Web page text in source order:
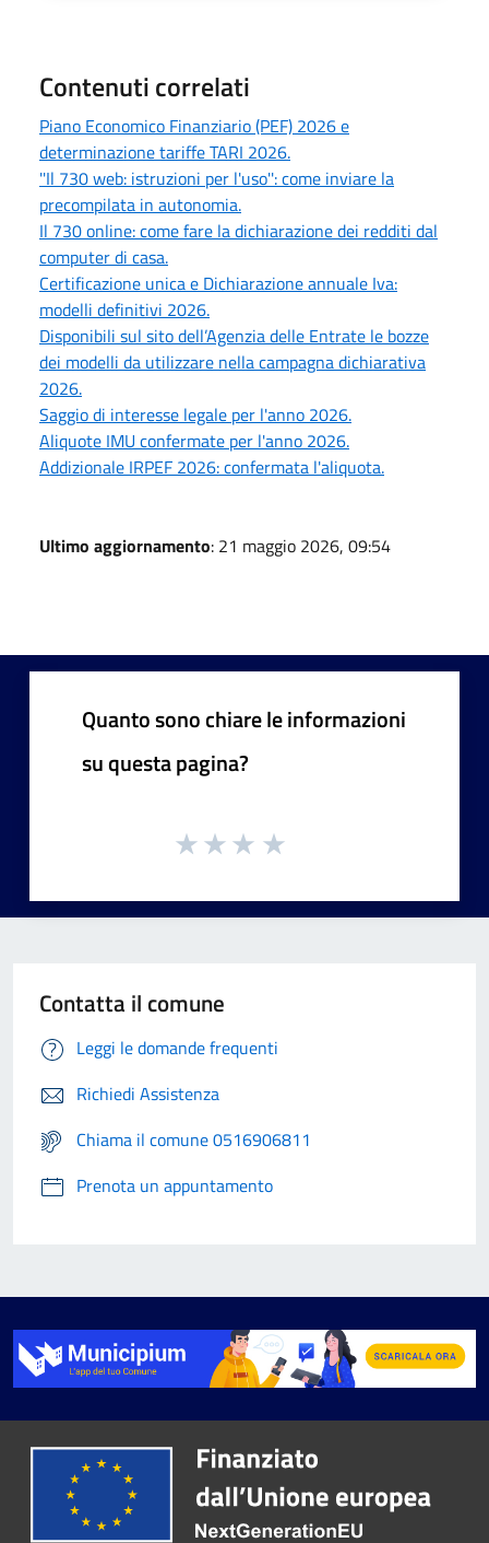
Contenuti correlati
Piano Economico Finanziario (PEF) 2026 e
determinazione tariffe TARI 2026.
''Il 730 web: istruzioni per l'uso'': come inviare la
precompilata in autonomia.
Il 730 online: come fare la dichiarazione dei redditi dal
computer di casa.
Certificazione unica e Dichiarazione annuale Iva:
modelli definitivi 2026.
Disponibili sul sito dell’Agenzia delle Entrate le bozze
dei modelli da utilizzare nella campagna dichiarativa
2026.
Saggio di interesse legale per l'anno 2026.
Aliquote IMU confermate per l'anno 2026.
Addizionale IRPEF 2026: confermata l'aliquota.
Ultimo aggiornamento: 21 maggio 2026, 09:54
Quanto sono chiare le informazioni
su questa pagina?
Contatta il comune
Leggi le domande frequenti
Richiedi Assistenza
Chiama il comune 0516906811
Prenota un appuntamento